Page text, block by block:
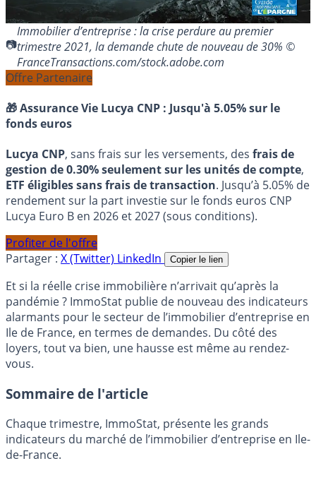
Immobilier d’entreprise : la crise perdure au premier
trimestre 2021, la demande chute de nouveau de 30% ©
FranceTransactions.com/stock.adobe.com
Offre Partenaire
🎁 Assurance Vie Lucya CNP : Jusqu'à 5.05% sur le
fonds euros
Lucya CNP, sans frais sur les versements, des frais de
gestion de 0.30% seulement sur les unités de compte,
ETF éligibles sans frais de transaction. Jusqu’à 5.05% de
rendement sur la part investie sur le fonds euros CNP
Lucya Euro B en 2026 et 2027 (sous conditions).
Profiter de l'offre
Partager : X (Twitter) LinkedIn Copier le lien
Et si la réelle crise immobilière n’arrivait qu’après la
pandémie ? ImmoStat publie de nouveau des indicateurs
alarmants pour le secteur de l’immobilier d’entreprise en
Ile de France, en termes de demandes. Du côté des
loyers, tout va bien, une hausse est même au rendez-
vous.
Sommaire de l'article
Chaque trimestre, ImmoStat, présente les grands
indicateurs du marché de l’immo­bilier d’entreprise en Ile-
de-France.